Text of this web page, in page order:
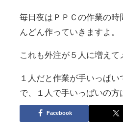
毎日夜はＰＰＣの作業の
んどん作っていきますよ。
これも外注が５人に増え
１人だと作業が手いっぱ
で、１人で手いっぱいの方
Facebook